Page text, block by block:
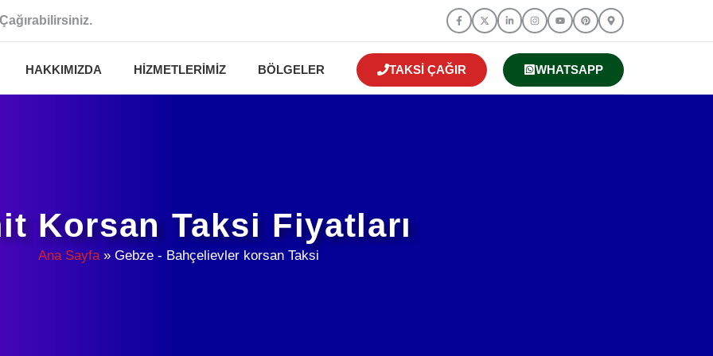
HAKKIMIZDA HIZMETLERIMIZ BÖLGELER TAKSI ÇAĞIR WHATSAPP
Korsan Taksi Fiyatları
Ana Sayfa» Gebze - Bahçelievler korsan Taksi